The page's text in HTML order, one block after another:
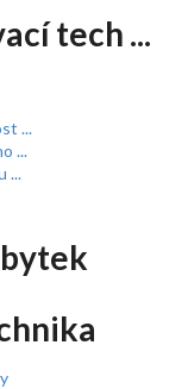
tech ...
...
...
...